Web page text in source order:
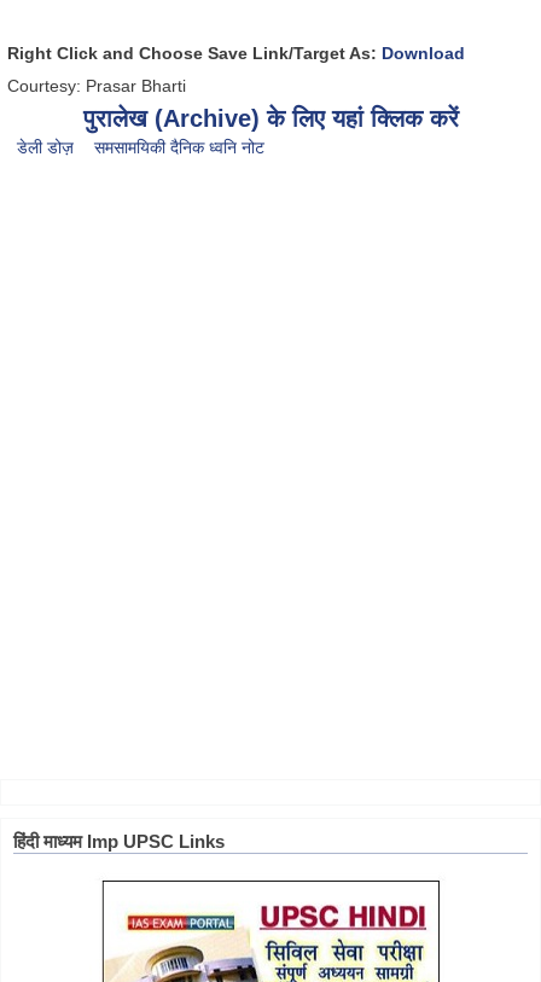
Right Click and Choose Save Link/Target As: Download
Courtesy: Prasar Bharti
पुरालेख (Archive) के लिए यहां क्लिक करें
डेली डोज़ समसामयिकी दैनिक ध्वनि नोट
हिंदी माध्यम Imp UPSC Links